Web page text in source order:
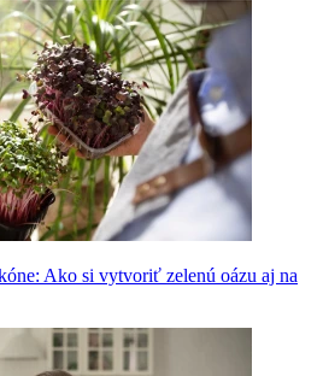
Ako si vytvoriť zelenú oázu aj na